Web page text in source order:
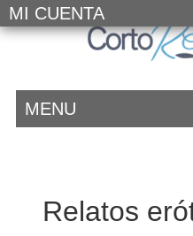
MI CUENTA
MENU
Relatos